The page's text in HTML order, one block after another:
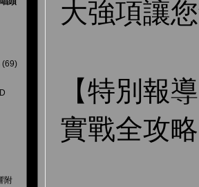
(69)
附
大強項讓
【特別報
實戰全攻略